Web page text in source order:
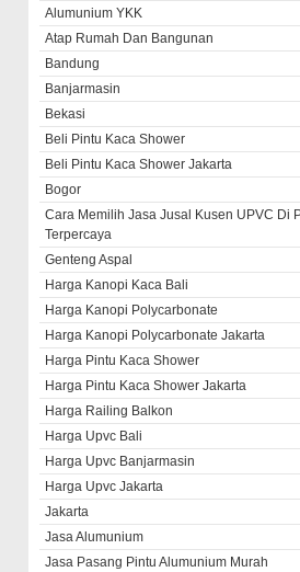
Alumunium YKK
Atap Rumah Dan Bangunan
Bandung
Banjarmasin
Bekasi
Beli Pintu Kaca Shower
Beli Pintu Kaca Shower Jakarta
Bogor
Cara Memilih Jasa Jusal Kusen UPVC Di
Terpercaya
Genteng Aspal
Harga Kanopi Kaca Bali
Harga Kanopi Polycarbonate
Harga Kanopi Polycarbonate Jakarta
Harga Pintu Kaca Shower
Harga Pintu Kaca Shower Jakarta
Harga Railing Balkon
Harga Upvc Bali
Harga Upvc Banjarmasin
Harga Upvc Jakarta
Jakarta
Jasa Alumunium
Jasa Pasang Pintu Alumunium Murah